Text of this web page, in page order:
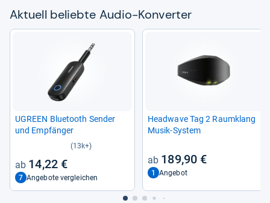
Aktu­ell beliebte Audio-​Kon­ver­ter
UGREEN Blue­tooth Sen­der
und Emp­fän­ger
(13k+)
14,22 €
7 Angebote vergleichen
Head­wave Tag 2 Raum­klang
Musik-​Sys­tem
189,90 €
1 Angebot